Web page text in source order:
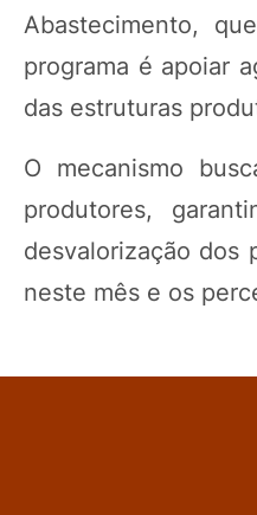
Abastecimento,
programa é apoiar
das estruturas
O mecanismo
produtores,
desvalorização dos
neste mês e os